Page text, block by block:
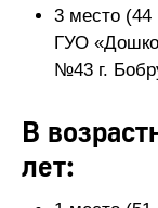
3 место (44
ГУО
№43 г.
В
лет: